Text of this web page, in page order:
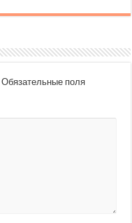
Обязательные поля